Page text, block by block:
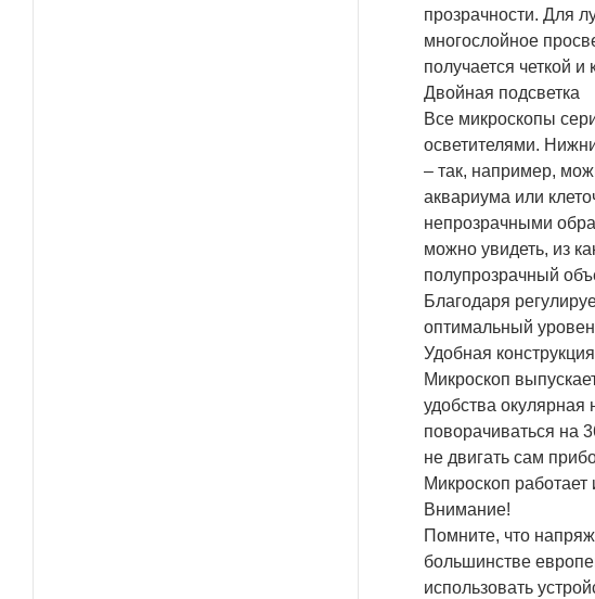
прозрачности. Для
многослойное
получается четкой
Двойная подсветка
Все микроскопы
осветителями.
– так, например,
аквариума или
непрозрачными
можно увидеть, из
полупрозрачный
Благодаря
оптимальный
Удобная конструкция
Микроскоп
удобства окулярная
поворачиваться на
не двигать сам
Микроскоп работает
Внимание!
Помните, что
большинстве
использовать